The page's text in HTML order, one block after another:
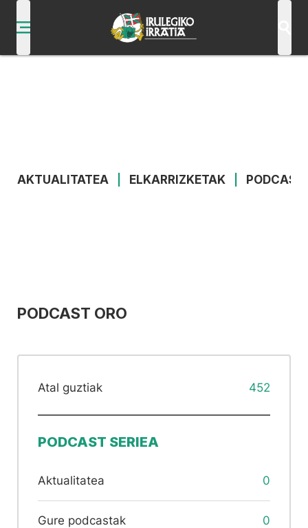
AKTUALITATEA ELKARRIZKETAK
PODCAST ORO
Atal guztiak 452
PODCAST SERIEA
Aktualitatea 0
Gure podcastak 0